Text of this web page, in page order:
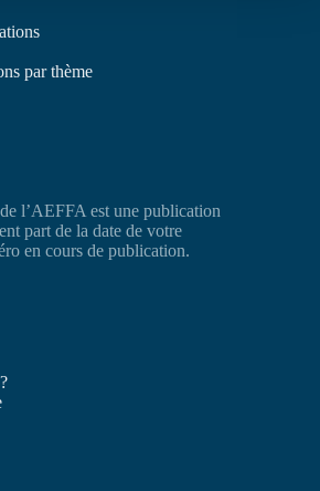
par thème
l’AEFFA est une publication
part de la date de votre
en cours de publication.